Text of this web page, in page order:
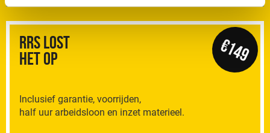
RRS Lost
het op
Inclusief garantie, voorrijden,
half uur arbeidsloon en inzet materieel.
€149